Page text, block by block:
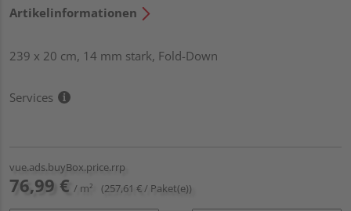
Artikelinformationen
239 x 20 cm, 14 mm stark, Fold-Down
Services
vue.ads.buyBox.price.rrp
76,99 € / m² (257,61 € / Paket(e))